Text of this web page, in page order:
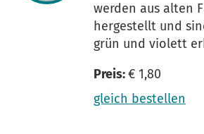
werden aus alten
hergestellt und
grün und violett
Preis:€ 1,80
gleich bestellen